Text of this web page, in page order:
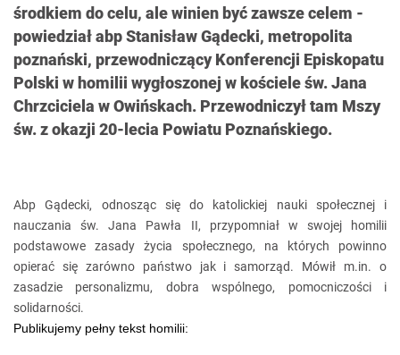
środkiem do celu, ale winien być zawsze celem -
powiedział abp Stanisław Gądecki, metropolita
poznański, przewodniczący Konferencji Episkopatu
Polski w homilii wygłoszonej w kościele św. Jana
Chrzciciela w Owińskach. Przewodniczył tam Mszy
św. z okazji 20-lecia Powiatu Poznańskiego.
Abp Gądecki, odnosząc się do katolickiej nauki społecznej i
nauczania św. Jana Pawła II, przypomniał w swojej homilii
podstawowe zasady życia społecznego, na których powinno
opierać się zarówno państwo jak i samorząd. Mówił m.in. o
zasadzie personalizmu, dobra wspólnego, pomocniczości i
solidarności.
Publikujemy pełny tekst homilii: